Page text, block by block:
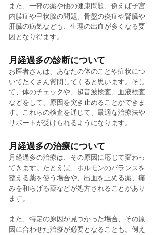
また、一部の薬や他の健康問題、例えば子宮
内膜症や甲状腺の問題、骨盤の炎症や腎臓や
肝臓の病気なども、生理の出血が多くなる要
因となり得ます。
月経過多の診断について
お医者さんは、あなたの体のことや症状につ
いてたくさん質問してくると思います。そし
て、体のチェックや、超音波検査、血液検査
などをして、原因を突き止めることができま
す。これらの検査を通じて、最適な治療法や
サポートが受けられるようになります。
月経過多の治療について
月経過多の治療は、その原因に応じて変わっ
てきます。たとえば、ホルモンのバランスを
整える薬を使う場合や、出血を止める薬、痛
みを和らげる薬などが処方されることがあり
ます。
また、特定の原因が見つかった場合、その原
因に合わせた治療が必要となることも。例え